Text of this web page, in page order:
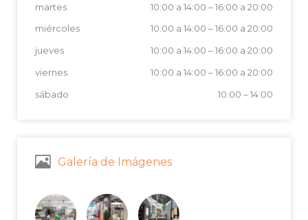
martes
10:00 a 14:00 –16:00 a 20:00
miércoles
10:00 a 14:00 –16:00 a 20:00
jueves
10:00 a 14:00 –16:00 a 20:00
viernes
10:00 a 14:00 –16:00 a 20:00
sábado
10:00 –14:00
Galería de Imágenes